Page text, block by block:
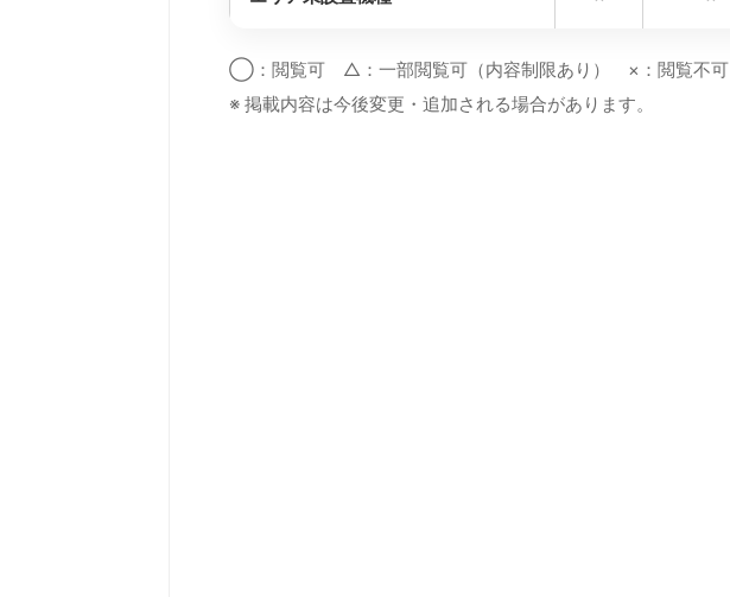
◯：閲覧可 △：一部閲覧可（内容制限あり） ×：閲覧不可
※ 掲載内容は今後変更・追加される場合があります。